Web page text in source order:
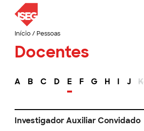
Início/ Pessoas
Docentes
A B C D E F G H I J K
Investigador Auxiliar Convidado